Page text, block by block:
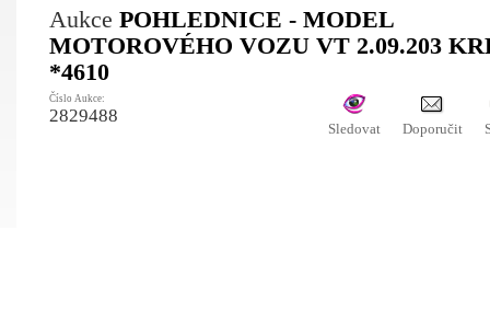
Aukce POHLEDNICE - MODEL
MOTOROVÉHO VOZU VT 2.09.203
*4610
Číslo Aukce:
2829488
Sledovat Doporučit